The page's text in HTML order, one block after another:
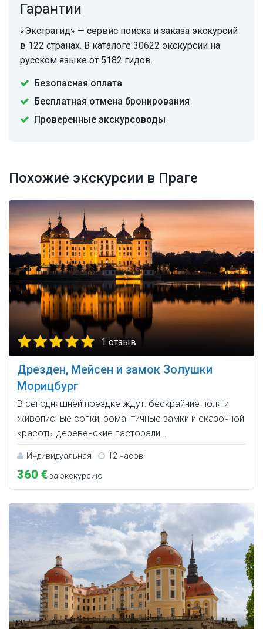
Гарантии
«Экстрагид» — сервис поиска и заказа экскурсий
в 122 странах. В каталоге 30622 экскурсии на
русском языке от 5182 гидов.
Безопасная оплата
Бесплатная отмена бронирования
Проверенные экскурсоводы
Похожие экскурсии в Праге
1 отзыв
Дрезден, Мейсен и замок Золушки
Морицбург
В сегодняшней поездке ждут: бескрайние поля и
живописные сопки, романтичные замки и сказочной
красоты деревенские пасторали…
Индивидуальная 12 часов
360 €за экскурсию